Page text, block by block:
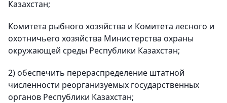
Казахстан;
Комитета рыбного хозяйства и Комитета лесного и
охотничьего хозяйства Министерства охраны
окружающей среды Республики Казахстан;
2) обеспечить перераспределение штатной
численности реорганизуемых государственных
органов Республики Казахстан;